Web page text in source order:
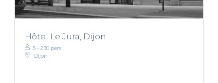
Hôtel Le Jura, Dijon
5 - 230 pers.
Dijon